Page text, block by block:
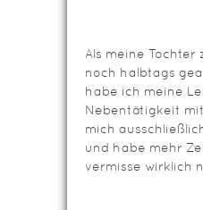
Als meine
noch halbtags
habe ich meine
Nebentätigkeit
mich
und habe mehr
vermisse wirklich